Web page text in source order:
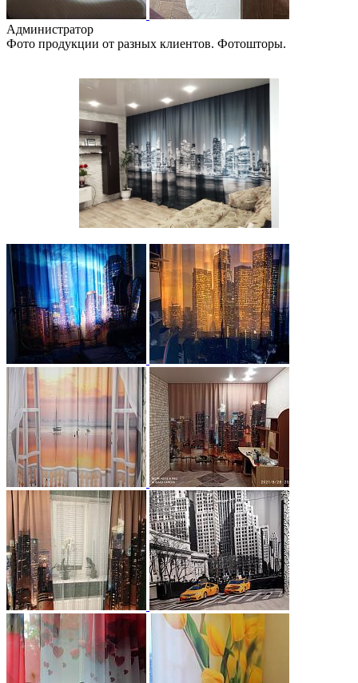
Администратор
Фото продукции от разных клиентов. Фотошторы.